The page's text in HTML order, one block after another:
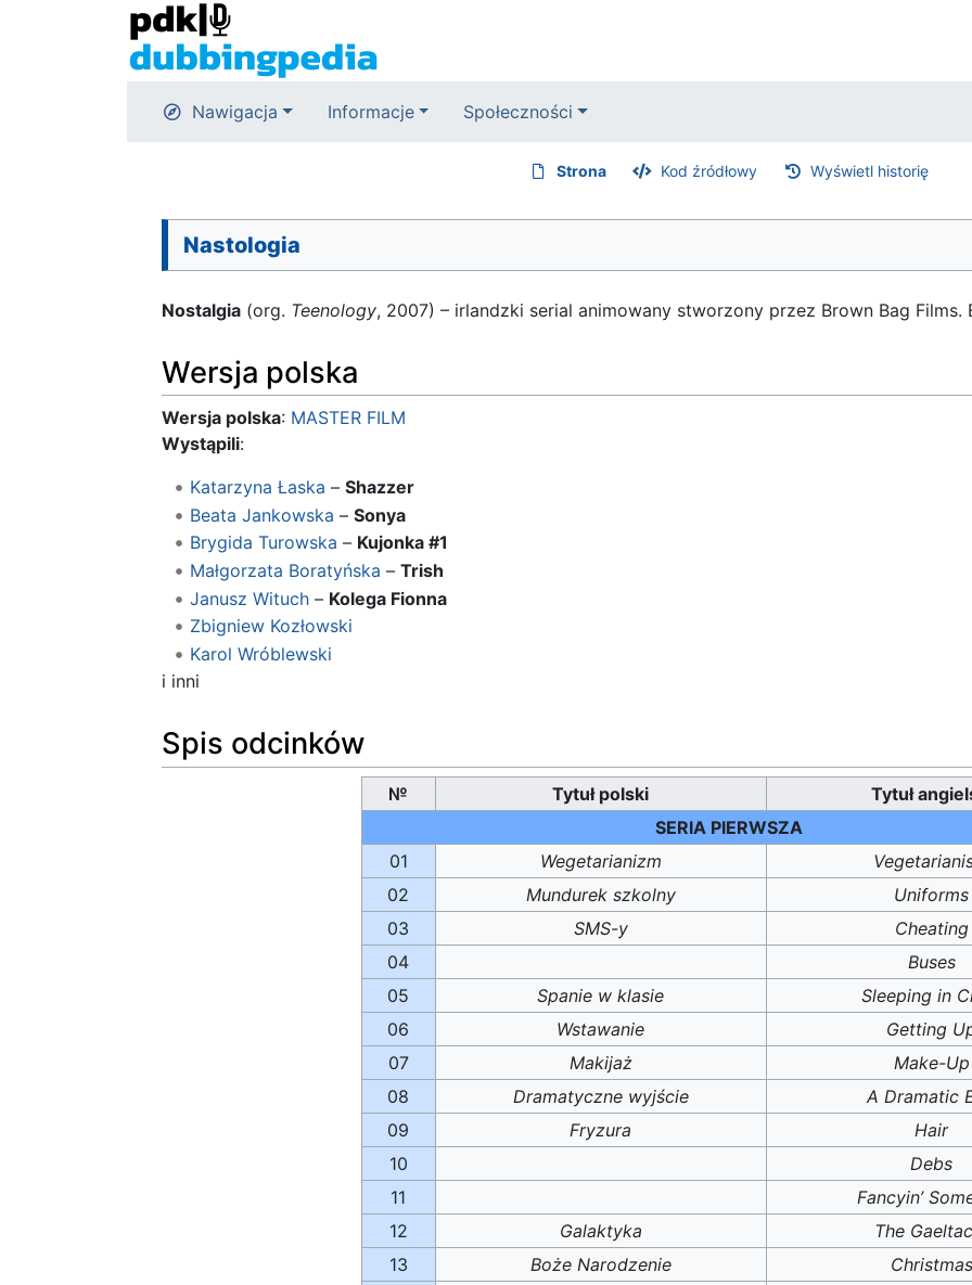
Nawigacja Informacje Społeczności
Strona Kod źródłowy Wyświetl historię
Nastologia
Nostalgia (org. Teenology, 2007) – irlandzki serial animowany stworzony przez Brown Bag Films.
Wersja polska
Wersja polska: MASTER FILM
Wystąpili:
Katarzyna Łaska – Shazzer
Beata Jankowska – Sonya
Brygida Turowska – Kujonka #1
Małgorzata Boratyńska – Trish
Janusz Wituch– Kolega Fionna
Zbigniew Kozłowski
Karol Wróblewski
i inni
Spis odcinków
№ Tytuł polski
Tytuł
SERIA PIERWSZA
01
Wegetarianizm
02
Mundurek szkolny
Uniforms
03
SMS-y
Cheating
04
Buses
05
Spanie w klasie
Sleeping in
06
Wstawanie
Getting
07
Makijaż
Make-Up
08
Dramatyczne wyjście
A Dramatic
09
Fryzura
Hair
10
Debs
11
Fancyin’
12
Galaktyka
The
13
Boże Narodzenie
Christmas